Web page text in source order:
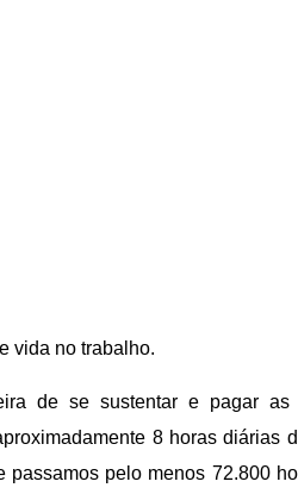
vida no trabalho.
de se sustentar e pagar
8 horas diárias
pelo menos 72.800